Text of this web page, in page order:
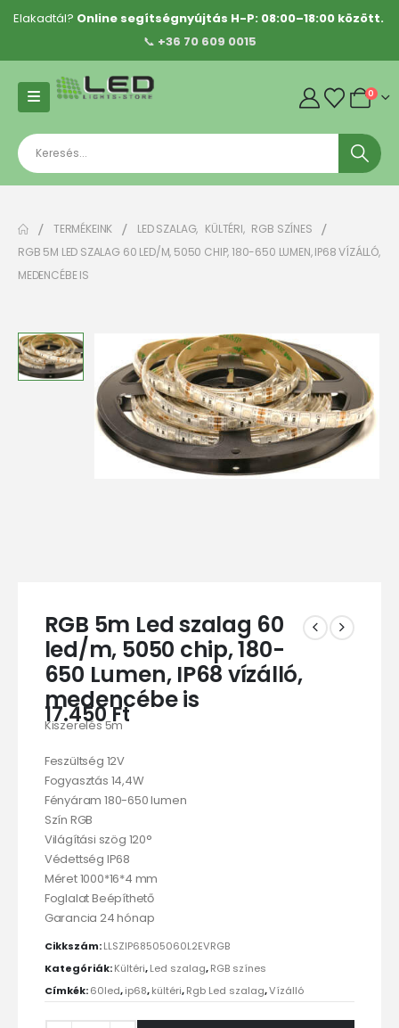
Elakadtál? Online segítségnyújtás H-P: 08:00–18:00 között.
📞 +36 70 609 0015
0
TERMÉKEINK LED SZALAG, KÜLTÉRI, RGB SZÍNES
RGB 5M LED SZALAG 60 LED/M, 5050 CHIP, 180-650 LUMEN, IP68 VÍZÁLLÓ,
MEDENCÉBE IS
RGB 5m Led szalag 60
led/m, 5050 chip, 180-
650 Lumen, IP68 vízálló,
medencébe is
17.450Ft
Kiszerelés 5m
Feszültség 12V
Fogyasztás 14,4W
Fényáram 180-650 lumen
Szín RGB
Világítási szög 120°
Védettség IP68
Méret 1000*16*4 mm
Foglalat Beépíthető
Garancia 24 hónap
Cikkszám:LLSZIP68505060L2EVRGB
Kategóriák:Kültéri,Led szalag,RGB színes
Címkék:60led,ip68,kültéri,Rgb Led szalag,Vízálló